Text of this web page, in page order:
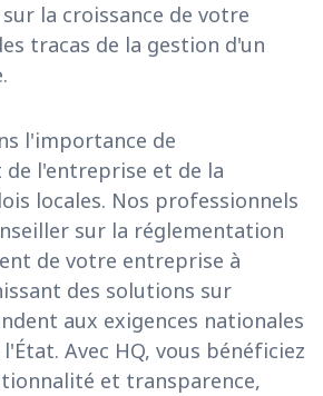
la croissance de votre
tracas de la gestion d'un
l'importance de
l'entreprise et de la
locales. Nos professionnels
sur la réglementation
de votre entreprise à
des solutions sur
aux exigences nationales
Avec HQ, vous bénéficiez
et transparence,